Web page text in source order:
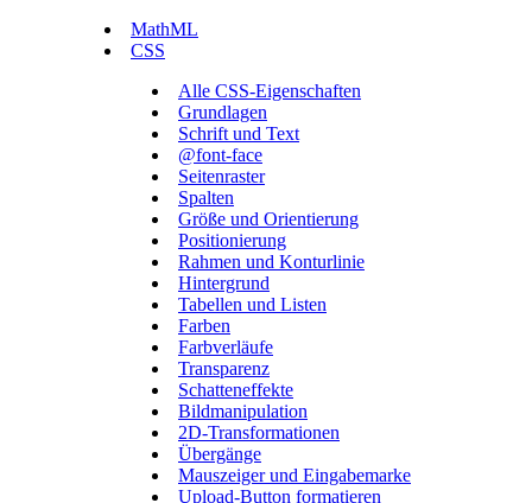
MathML
CSS
Alle CSS-Eigenschaften
Grundlagen
Schrift und Text
@font-face
Seitenraster
Spalten
Größe und Orientierung
Positionierung
Rahmen und Konturlinie
Hintergrund
Tabellen und Listen
Farben
Farbverläufe
Transparenz
Schatteneffekte
Bildmanipulation
2D-Transformationen
Übergänge
Mauszeiger und Eingabemarke
Upload-Button formatieren